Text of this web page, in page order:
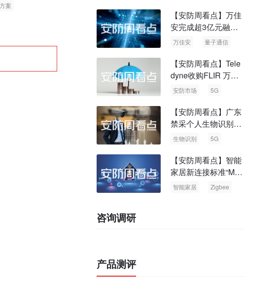
案
【安防周看点】万佳
安完成超3亿元融资
国内首批量子通信标
万佳安 量子通信
【安防周看点】Tele
dyne收购FLIR 万物
云新品牌“万御安防”
安防市场 5G
【安防周看点】广东
禁采个人生物识别信
息 中国5G基站占全
生物识别 5G
【安防周看点】智能
家居新连接标准“Matt
er” Zigbee联盟更名
智能家居 Zigbee
咨询调研
产品测评